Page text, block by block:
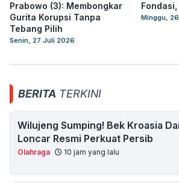
Prabowo (3): Membongkar
Gurita Korupsi Tanpa
Tebang Pilih
Senin, 27 Juli 2026
Minggu,
BERITA TERKINI
Wilujeng Sumping! Bek Kroasia
Loncar Resmi Perkuat Persib
Olahraga 10 jam yang lalu